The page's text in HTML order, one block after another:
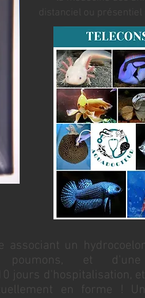
distanciel ou
associant un
poumons, et
jours d'hospitalisation,
en forme !